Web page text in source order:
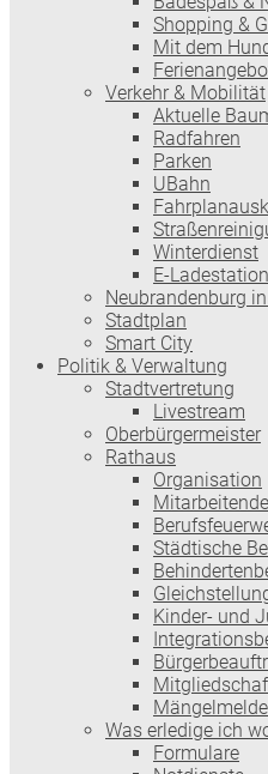
Shopping &
Mit dem
Verkehr & Mobilität
Aktuelle
Radfahren
Parken
UBahn
Winterdienst
E-
Neubrandenburg
Stadtplan
Smart City
Politik & Verwaltung
Stadtvertretung
Livestream
Oberbürgermeister
Rathaus
Organisation
Städtische
Kinder- und
Was erledige ich
Formulare